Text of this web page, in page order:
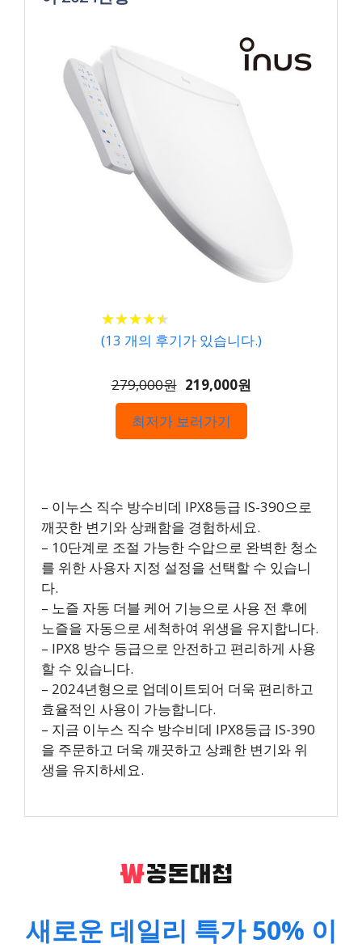
★★★★★
★★★★★
(13 개의 후기가 있습니다.)
279,000원 219,000원
최저가 보러가기
– 이누스 직수 방수비데 IPX8등급 IS-390으로
깨끗한 변기와 상쾌함을 경험하세요.
– 10단계로 조절 가능한 수압으로 완벽한 청소
를 위한 사용자 지정 설정을 선택할 수 있습니
다.
– 노즐 자동 더블 케어 기능으로 사용 전 후에
노즐을 자동으로 세척하여 위생을 유지합니다.
– IPX8 방수 등급으로 안전하고 편리하게 사용
할 수 있습니다.
– 2024년형으로 업데이트되어 더욱 편리하고
효율적인 사용이 가능합니다.
– 지금 이누스 직수 방수비데 IPX8등급 IS-390
을 주문하고 더욱 깨끗하고 상쾌한 변기와 위
생을 유지하세요.
새로운 데일리 특가 50% 이